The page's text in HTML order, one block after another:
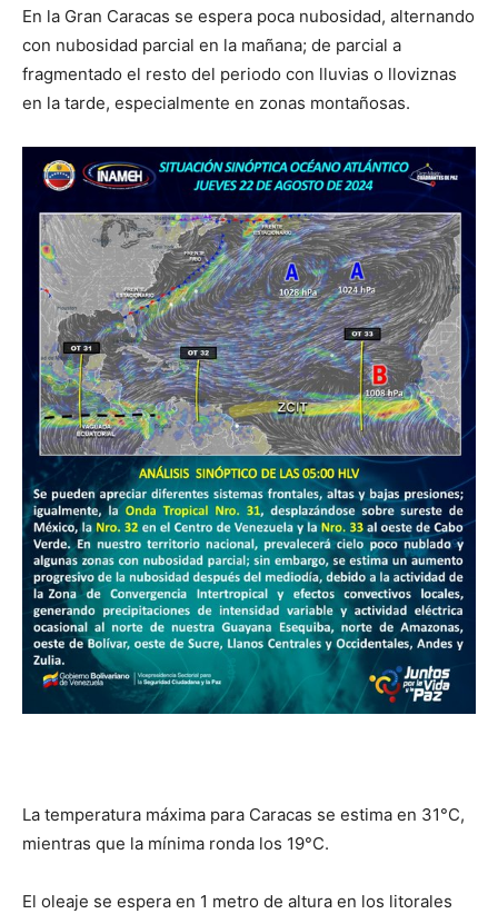
En la Gran Caracas se espera poca nubosidad, alternando
con nubosidad parcial en la mañana; de parcial a
fragmentado el resto del periodo con lluvias o lloviznas
en la tarde, especialmente en zonas montañosas.
La temperatura máxima para Caracas se estima en 31°C,
mientras que la mínima ronda los 19°C.
El oleaje se espera en 1 metro de altura en los litorales